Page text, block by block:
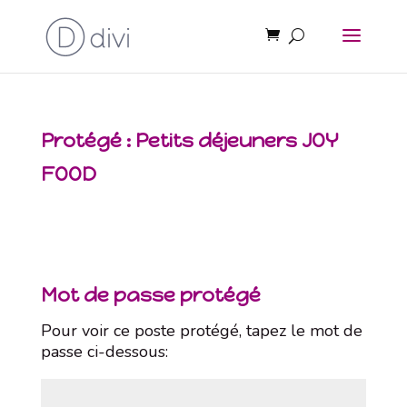
Protégé : Petits déjeuners JOY
FOOD
Mot de passe protégé
Pour voir ce poste protégé, tapez le mot de
passe ci-dessous: